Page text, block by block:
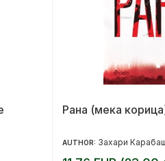
Рана (мека
AUTHOR: Захари